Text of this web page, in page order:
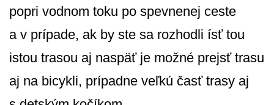
popri vodnom toku po spevnenej ceste
a v prípade, ak by ste sa rozhodli ísť tou
istou trasou aj naspäť je možné prejsť trasu
aj na bicykli, prípadne veľkú časť trasy aj